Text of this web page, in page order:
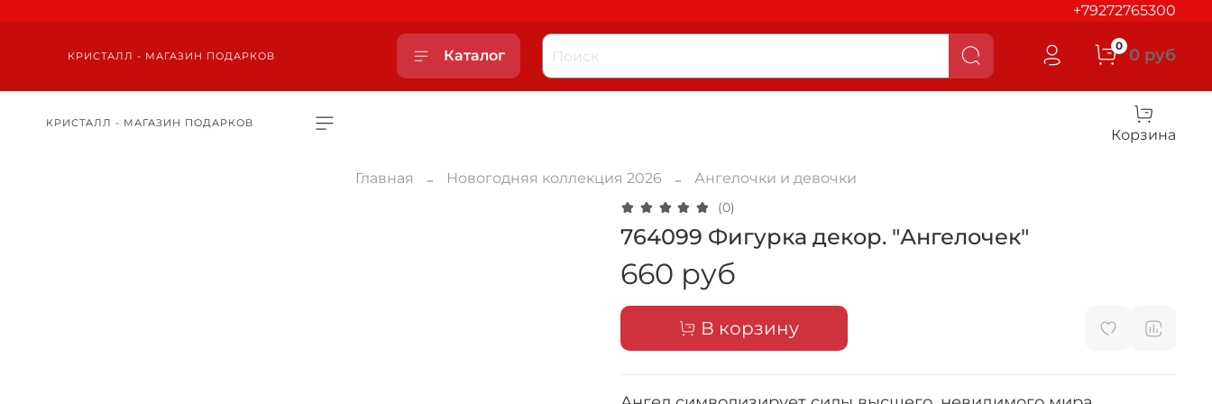
+79272765300
КРИСТАЛЛ - МАГАЗИН ПОДАРКОВ Каталог
0 0 руб
КРИСТАЛЛ - МАГАЗИН ПОДАРКОВ
Корзина
Главная Новогодняя коллекция 2026 Ангелочки и девочки
(0)
764099 Фигурка декор. "Ангелочек"
660 руб
В корзину